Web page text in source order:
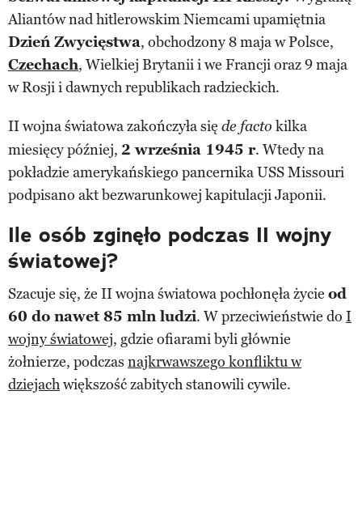
Aliantów nad hitlerowskim Niemcami upamiętnia
Dzień Zwycięstwa, obchodzony 8 maja w Polsce,
Czechach, Wielkiej Brytanii i we Francji oraz 9 maja
w Rosji i dawnych republikach radzieckich.
II wojna światowa zakończyła się de facto kilka
miesięcy później, 2 września 1945 r. Wtedy na
pokładzie amerykańskiego pancernika USS Missouri
podpisano akt bezwarunkowej kapitulacji Japonii.
Ile osób zginęło podczas II wojny
światowej?
Szacuje się, że II wojna światowa pochłonęła życie od
60 do nawet 85 mln ludzi. W przeciwieństwie do I
wojny światowej, gdzie ofiarami byli głównie
żołnierze, podczas najkrwawszego konfliktu w
dziejachwiększość zabitych stanowili cywile.